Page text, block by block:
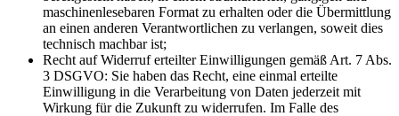
maschinenlesebaren Format zu erhalten oder die Übermittlung
an einen anderen Verantwortlichen zu verlangen, soweit dies
technisch machbar ist;
Recht auf Widerruf erteilter Einwilligungen gemäß Art. 7 Abs.
3 DSGVO: Sie haben das Recht, eine einmal erteilte
Einwilligung in die Verarbeitung von Daten jederzeit mit
Wirkung für die Zukunft zu widerrufen. Im Falle des